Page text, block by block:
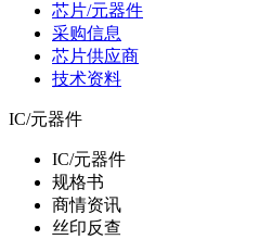
芯片/元器件
采购信息
芯片供应商
技术资料
IC/元器件
IC/元器件
规格书
商情资讯
丝印反查